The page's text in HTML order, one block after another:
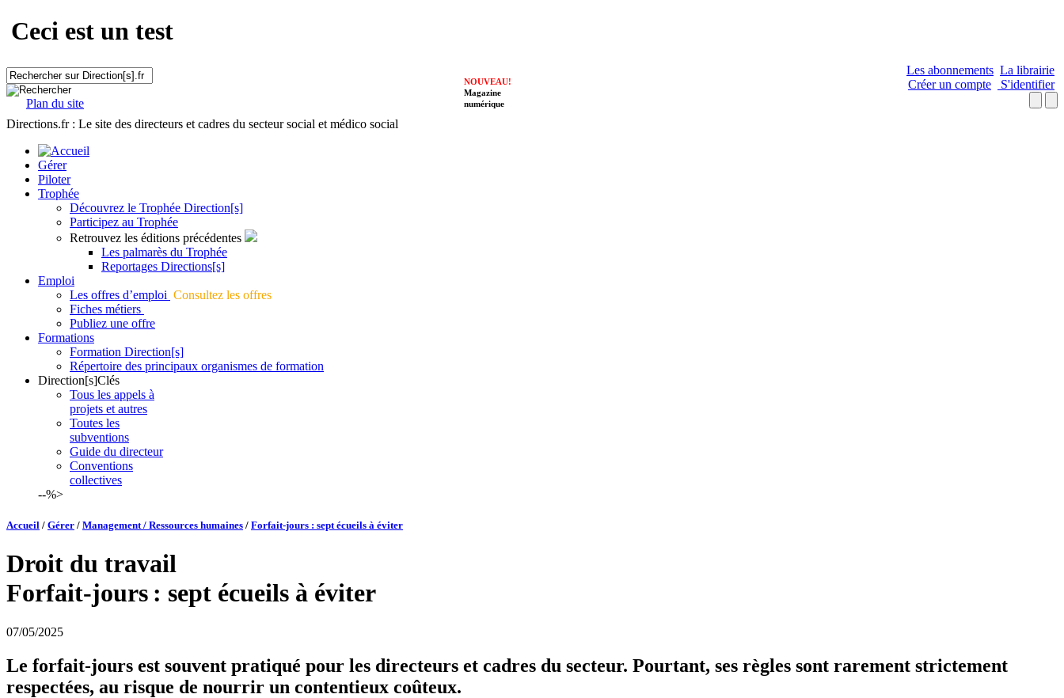
Ceci est un test
Plan du site
Les abonnements La librairie
Créer un compte
S'identifier
NOUVEAU!
Magazine
numérique
Directions.fr : Le site des directeurs et cadres du secteur social et médico social
Gérer
Piloter
Trophée
Découvrez le Trophée Direction[s]
Participez au Trophée
Retrouvez les éditions précédentes
Les palmarès du Trophée
Reportages Directions[s]
Emploi
Les offres d’emploi Consultez les offres
Fiches métiers
Publiez une offre
Formations
Formation Direction[s]
Répertoire des principaux organismes de formation
Direction[s]Clés
Tous les appels à
projets et autres
Toutes les
subventions
Guide du directeur
Conventions
collectives
--%>
Accueil / Gérer / Management / Ressources humaines / Forfait-jours : sept écueils à éviter
Droit du travail
Forfait-jours : sept écueils à éviter
07/05/2025
Le forfait-jours est souvent pratiqué pour les directeurs et cadres du secteur. Pourtant, ses règles sont rarement strictement
respectées, au risque de nourrir un contentieux coûteux.